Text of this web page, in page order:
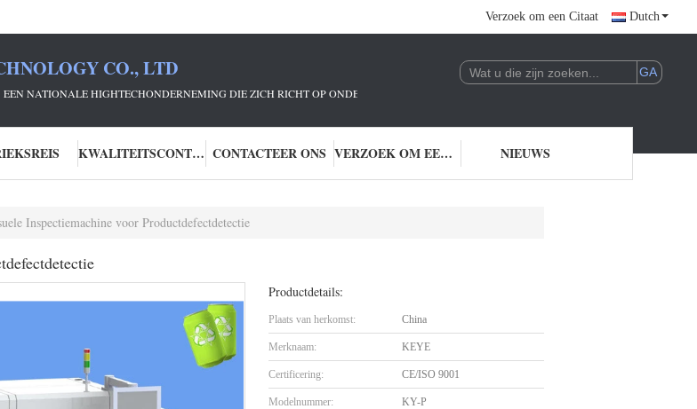
Verzoek om een Citaat Dutch
CO., LTD
NATIONALE HIGHTECHONDERNEMING DIE ZICH RICHT OP ONDERZOEK EN ONTWIKKELING EN TOEPASSING VAN AI-
KWALITEITSCONTROLE CONTACTEER ONS VERZOEK OM EEN CITAAT NIEUWS
Inspectiemachine voor Productdefectdetectie
Productdetails:
Plaats van herkomst: China
Merknaam: KEYE
Certificering: CE/ISO 9001
Modelnummer: KY-P